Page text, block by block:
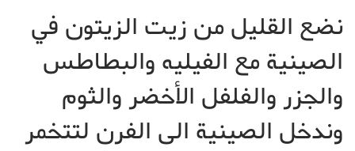
نضع القليل من زيت الزيتون في
الصينية مع الفيليه والبطاطس
والجزر والفلفل الأخضر والثوم
وندخل الصينية الى الفرن لتتخمر